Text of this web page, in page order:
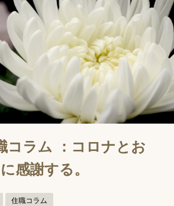
コラム ：コロナとお
感謝する。
住職コラム